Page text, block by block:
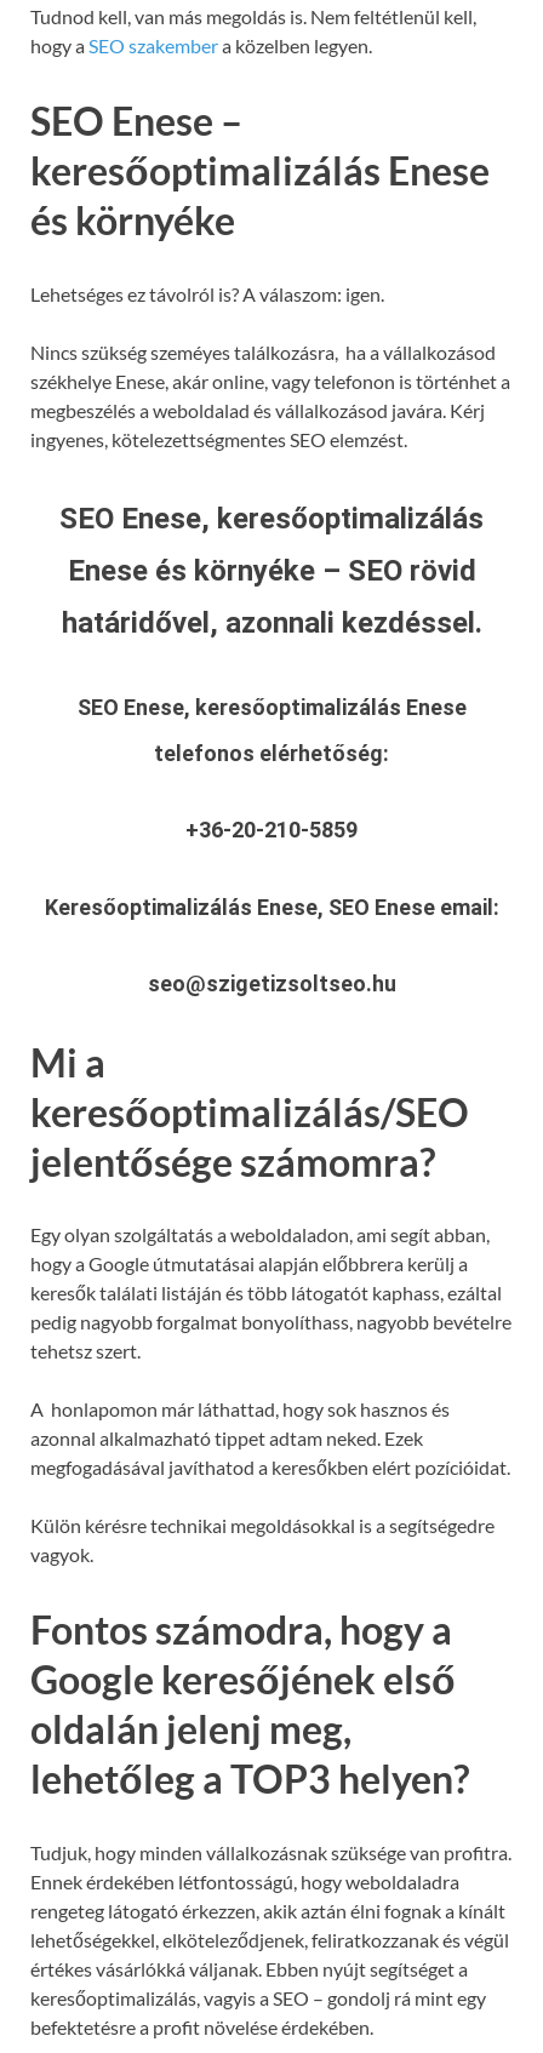
Tudnod kell, van más megoldás is. Nem feltétlenül kell,
hogy aSEO szakembera közelben legyen.
SEO Enese –
keresőoptimalizálás Enese
és környéke
Lehetséges ez távolról is? A válaszom: igen.
Nincs szükség szeméyes találkozásra, ha a vállalkozásod
székhelye Enese, akár online, vagy telefonon is történhet a
megbeszélés a weboldalad és vállalkozásod javára. Kérj
ingyenes, kötelezettségmentes SEO elemzést.
SEO Enese, keresőoptimalizálás
Enese és környéke – SEO rövid
határidővel, azonnali kezdéssel.
SEO Enese, keresőoptimalizálás Enese
telefonos elérhetőség:
+36-20-210-5859
Keresőoptimalizálás Enese, SEO Enese email:
seo@szigetizsoltseo.hu
Mi a
keresőoptimalizálás/SEO
jelentősége számomra?
Egy olyan szolgáltatás a weboldaladon, ami segít abban,
hogy a Google útmutatásai alapján előbbrera kerülj a
keresők találati listáján és több látogatót kaphass, ezáltal
pedig nagyobb forgalmat bonyolíthass, nagyobb bevételre
tehetsz szert.
A honlapomon már láthattad, hogy sok hasznos és
azonnal alkalmazható tippet adtam neked. Ezek
megfogadásával javíthatod a keresőkben elért pozícióidat.
Külön kérésre technikai megoldásokkal is a segítségedre
vagyok.
Fontos számodra, hogy a
Google keresőjének első
oldalán jelenj meg,
lehetőleg a TOP3 helyen?
Tudjuk, hogy minden vállalkozásnak szüksége van profitra.
Ennek érdekében létfontosságú, hogy weboldaladra
rengeteg látogató érkezzen, akik aztán élni fognak a kínált
lehetőségekkel, elköteleződjenek, feliratkozzanak és végül
értékes vásárlókká váljanak. Ebben nyújt segítséget a
keresőoptimalizálás, vagyis a SEO – gondolj rá mint egy
befektetésre a profit növelése érdekében.